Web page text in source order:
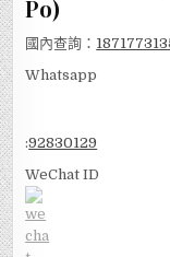
深水埗雪茄店
Po)
:92830129